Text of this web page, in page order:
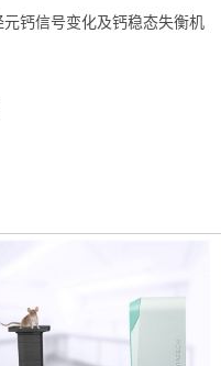
钙信号变化及钙稳态失衡机